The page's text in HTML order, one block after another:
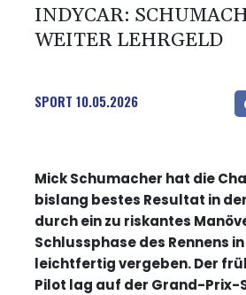
INDYCAR:
WEITER LEHRGELD
SPORT 10.05.2026
Mick Schumacher hat die
bislang bestes Resultat in
durch ein zu riskantes
Schlussphase des Rennens
leichtfertig vergeben. Der
Pilot lag auf der Grand-Prix-